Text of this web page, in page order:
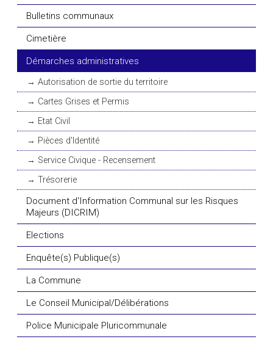
Bulletins communaux
Cimetière
Démarches administratives
Autorisation de sortie du territoire
Cartes Grises et Permis
Etat Civil
Pièces d'Identité
Service Civique - Recensement
Trésorerie
Document d'Information Communal sur les Risques
Majeurs (DICRIM)
Elections
Enquête(s) Publique(s)
La Commune
Le Conseil Municipal/Délibérations
Police Municipale Pluricommunale